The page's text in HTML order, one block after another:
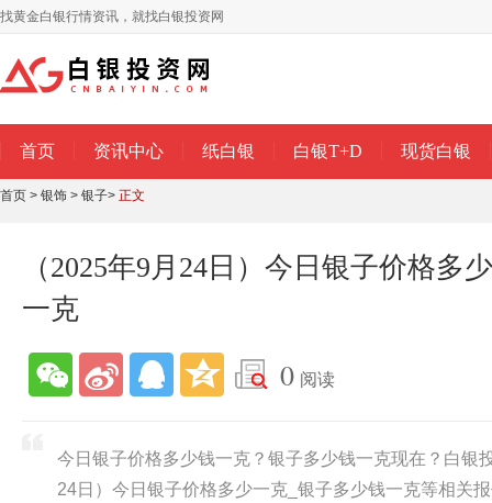
找黄金白银行情资讯，就找白银投资网
首页 资讯中心 纸白银 白银T+D 现货白银
首页 > 银饰 > 银子> 正文
（2025年9月24日）今日银子价格多
一克
0 阅读
今日银子价格多少钱一克？银子多少钱一克现在？白银
24日）今日银子价格多少一克_银子多少钱一克等相关